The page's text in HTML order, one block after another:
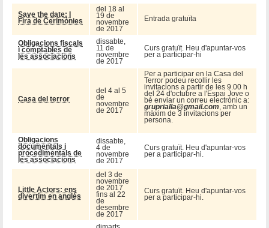
Save the date: I
Fira de Cerimònies
del 18 al
19 de
novembre
de 2017
Entrada gratuïta
Obligacions fiscals
i comptables de
les associacions
dissabte,
11 de
novembre
de 2017
Curs gratuït. Heu d'apuntar-vos
per a participar-hi
Casa del terror
del 4 al 5
de
novembre
de 2017
Per a participar en la Casa del
Terror podeu recollir les
invitacions a partir de les 9.00 h
del 24 d'octubre a l'Espai Jove o
bé enviar un correu electrònic a:
gruprialla@gmail.com, amb un
màxim de 3 invitacions per
persona.
Obligacions
documentals i
procedimentals de
les associacions
dissabte,
4 de
novembre
de 2017
Curs gratuït. Heu d'apuntar-vos
per a participar-hi.
Little Actors: ens
divertim en anglés
del 3 de
novembre
de 2017
fins al 22
de
desembre
de 2017
Curs gratuït. Heu d'apuntar-vos
per a participar-hi.